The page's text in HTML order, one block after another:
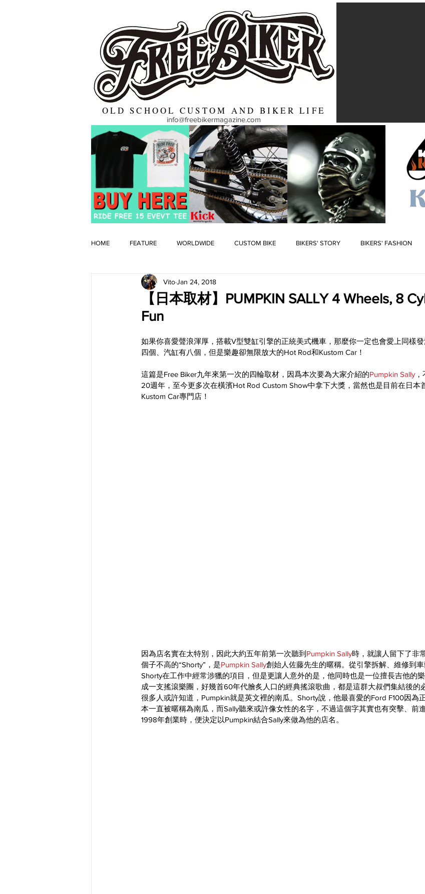
OLD SCHOOL CUSTOM AND BIKER LIFE
info@freebikermagazine.com
HOME FEATURE WORLDWIDE CUSTOM BIKE BIKERS' STORY BIKERS' FASHION
OLD TIMER
【日本取材】PUMPKIN SALLY 4 Wheels, 8
Fun
VitoJan 24, 2018
如果你喜愛聲浪渾厚，搭載V型雙缸引擎的正統美式機車，那麼你一定也會愛上同樣
四個、汽缸有八個，但是樂趣卻無限放大的Hot Rod和Kustom Car！
這篇是Free Biker九年來第一次的四輪取材，因爲本次要為大家介紹的Pumpkin Sally
20週年，至今更多次在橫濱Hot Rod Custom Show中拿下大獎，當然也是目前在日本
Kustom Car專門店！​
因為店名實在太特別，因此大約五年前第一次聽到 Pumpkin Sally時，就讓人留下了非
個子不高的“Shorty”，是Pumpkin Sally創始人佐藤先生的暱稱。從引擎拆解、維修到
Shorty在工作中經常涉獵的項目，但是更讓人意外的是，他同時也是一位擅長吉他的
成一支搖滾樂團，好幾首60年代膾炙人口的經典搖滾歌曲，都是這群大叔們集結後的
很多人或許知道，Pumpkin就是英文裡的南瓜。Shorty說，他最喜愛的Ford F100因為
本一直被暱稱為南瓜，而Sally聽來或許像女性的名字，不過這個字其實也有突擊、前
1998年創業時，便決定以Pumpkin結合Sally來做為他的店名。​​